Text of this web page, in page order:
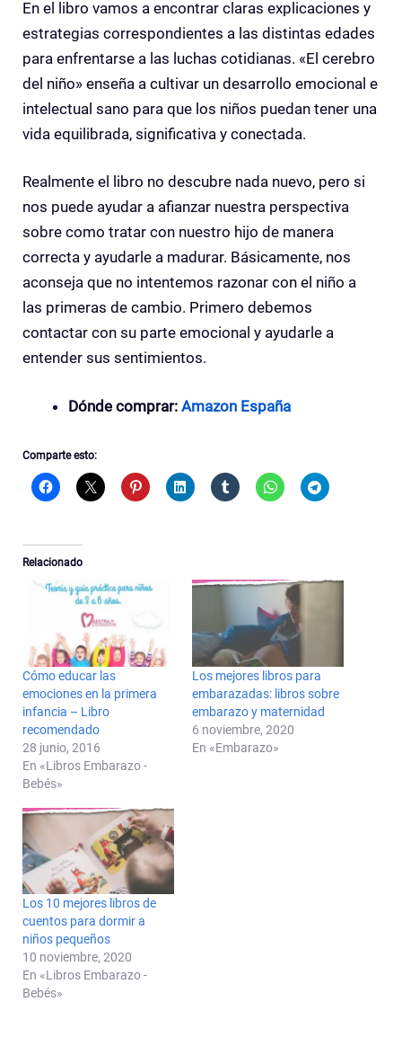
En el libro vamos a encontrar claras explicaciones y
estrategias correspondientes a las distintas edades
para enfrentarse a las luchas cotidianas. «El cerebro
del niño» enseña a cultivar un desarrollo emocional e
intelectual sano para que los niños puedan tener una
vida equilibrada, significativa y conectada.
Realmente el libro no descubre nada nuevo, pero si
nos puede ayudar a afianzar nuestra perspectiva
sobre como tratar con nuestro hijo de manera
correcta y ayudarle a madurar. Básicamente, nos
aconseja que no intentemos razonar con el niño a
las primeras de cambio. Primero debemos
contactar con su parte emocional y ayudarle a
entender sus sentimientos.
Dónde comprar: Amazon España
Comparte esto:
Relacionado
Cómo educar las
emociones en la primera
infancia – Libro
recomendado
28 junio, 2016
En «Libros Embarazo -
Bebés»
Los mejores libros para
embarazadas: libros sobre
embarazo y maternidad
6 noviembre, 2020
En «Embarazo»
Los 10 mejores libros de
cuentos para dormir a
niños pequeños
10 noviembre, 2020
En «Libros Embarazo -
Bebés»